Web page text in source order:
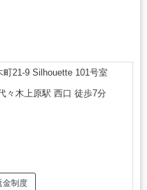
21-9 Silhouette 101号室
々木上原駅 西口 徒歩7分
金制度